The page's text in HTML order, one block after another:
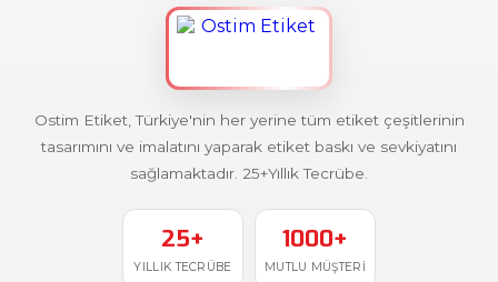
Ostim Etiket, Türkiye'nin her yerine tüm etiket çeşitlerinin
tasarımını ve imalatını yaparak etiket baskı ve sevkiyatını
sağlamaktadır. 25+Yıllık Tecrübe.
25+
YILLIK TECRÜBE
1000+
MUTLU MÜŞTERI